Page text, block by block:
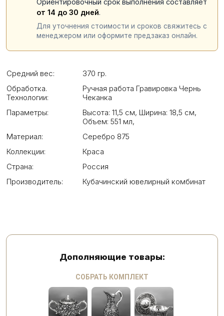
Ориентировочный срок выполнения составляет
от 14 до 30 дней.
Для уточнения стоимости и сроков свяжитесь с
менеджером или оформите предзаказ онлайн.
Средний вес:
370 гр.
Обработка.
Технологии:
Ручная работа Гравировка Чернь
Чеканка
Параметры:
Высота: 11,5 см, Ширина: 18,5 см,
Объем: 551 мл,
Материал:
Серебро 875
Коллекции:
Краса
Страна:
Россия
Производитель:
Кубачинский ювелирный комбинат
Дополняющие товары:
СОБРАТЬ КОМПЛЕКТ